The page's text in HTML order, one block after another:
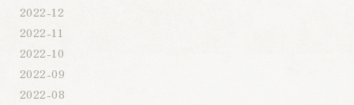
2022-12
2022-11
2022-10
2022-09
2022-08